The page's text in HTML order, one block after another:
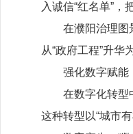
入诚信“红名单”，
在濮阳治理图
从“政府工程”升
强化数字赋能
在数字化转型
这种转型以“城市